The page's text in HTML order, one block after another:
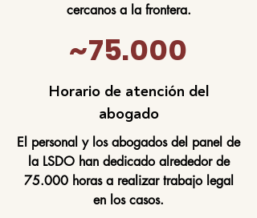
cercanos a la frontera.
~75.000
Horario de atención del
abogado
El personal y los abogados del panel de
la LSDO han dedicado alrededor de
75.000 horas a realizar trabajo legal
en los casos.